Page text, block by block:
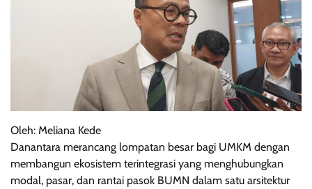
Oleh: Meliana Kede
Danantara merancang lompatan besar bagi UMKM dengan
membangun ekosistem terintegrasi yang menghubungkan
modal, pasar, dan rantai pasok BUMN dalam satu arsitektur